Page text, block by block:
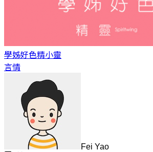
學姊好色精小靈
言情
Fei Yao